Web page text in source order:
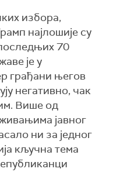
избора,
најлошије су
70
је у
грађани његов
негативно, чак
Више од
јавног
ни за једног
кључна тема